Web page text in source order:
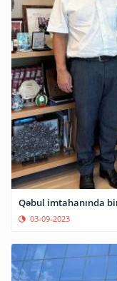
Qəbul imtahanında
03-09-2023